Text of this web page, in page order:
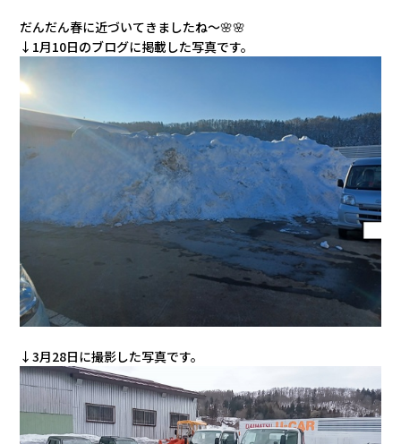
イベント・キャンペーン
アフターサポート
会社情報
カタ
リコ
お問
だんだん春に近づいてきましたね～🌸🌸
↓1月10日のブログに掲載した写真です。
↓3月28日に撮影した写真です。